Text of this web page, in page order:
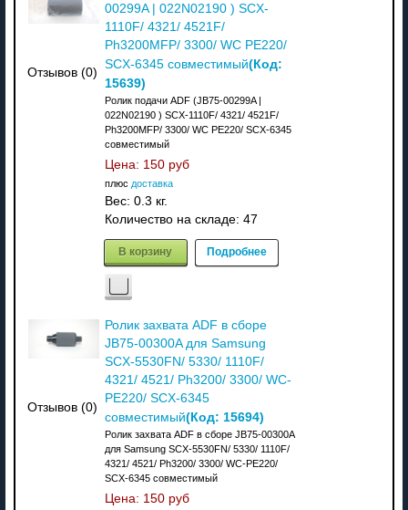
Отзывов (0)
00299A | 022N02190 ) SCX-
1110F/ 4321/ 4521F/
Ph3200MFP/ 3300/ WC РE220/
SCX-6345 совместимый(Код:
15639)
Ролик подачи ADF (JB75-00299A |
022N02190 ) SCX-1110F/ 4321/ 4521F/
Ph3200MFP/ 3300/ WC РE220/ SCX-6345
совместимый
Цена: 150 руб
плюс доставка
Вес: 0.3 кг.
Количество на складе: 47
В корзину Подробнее
Отзывов (0)
Ролик захвата ADF в сборе
JB75-00300A для Samsung
SCX-5530FN/ 5330/ 1110F/
4321/ 4521/ Ph3200/ 3300/ WC-
РE220/ SCX-6345
совместимый(Код: 15694)
Ролик захвата ADF в сборе JB75-00300A
для Samsung SCX-5530FN/ 5330/ 1110F/
4321/ 4521/ Ph3200/ 3300/ WC-РE220/
SCX-6345 совместимый
Цена: 150 руб